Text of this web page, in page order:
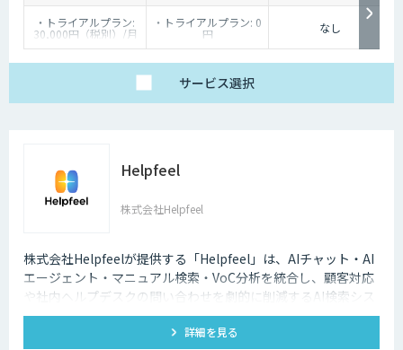
・トライアルプラン:
30,000円（税別）/月
・通常プラン：基本料
合わせた価格体系で提
供しています。詳しく
はお問い合わせくださ
・トライアルプラン: 0
円
・通常プラン：お問い
なし
サービス選択
Helpfeel
株式会社Helpfeel
株式会社Helpfeelが提供する「Helpfeel」は、AIチャット・AI
エージェント・マニュアル検索・VoC分析を統合し、顧客対応
や社内ヘルプデスクの問い合わせを劇的に削減するAI検索シス
テムです。特許技術と手厚い伴走支援で、誰でも即座に答えを
詳細を見る